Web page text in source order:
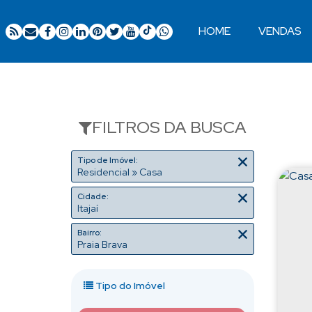
VENDAS
HOME
FILTROS DA BUSCA
Tipo de Imóvel:
Residencial » Casa
Cidade:
Itajaí
Bairro:
Praia Brava
Tipo do Imóvel